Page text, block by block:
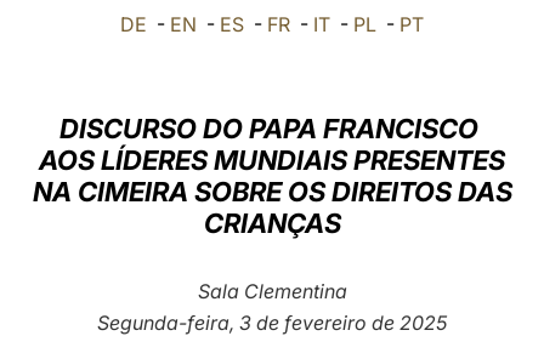
العربيّة
中文
DE - EN - ES - FR - IT - PL - PT
DISCURSO DO PAPA FRANCISCO
AOS LÍDERES MUNDIAIS PRESENTES
NA CIMEIRA SOBRE OS DIREITOS DAS
CRIANÇAS
Sala Clementina
Segunda-feira, 3 de fevereiro de 2025